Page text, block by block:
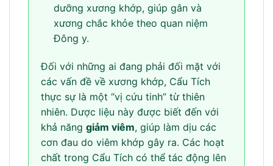
dưỡng xương khớp, giúp gân và
xương chắc khỏe theo quan niệm
Đông y.
Đối với những ai đang phải đối mặt với
các vấn đề về xương khớp, Cẩu Tích
thực sự là một “vị cứu tinh” từ thiên
nhiên. Dược liệu này được biết đến với
khả năng giảm viêm, giúp làm dịu các
cơn đau do viêm khớp gây ra. Các hoạt
chất trong Cẩu Tích có thể tác động lên